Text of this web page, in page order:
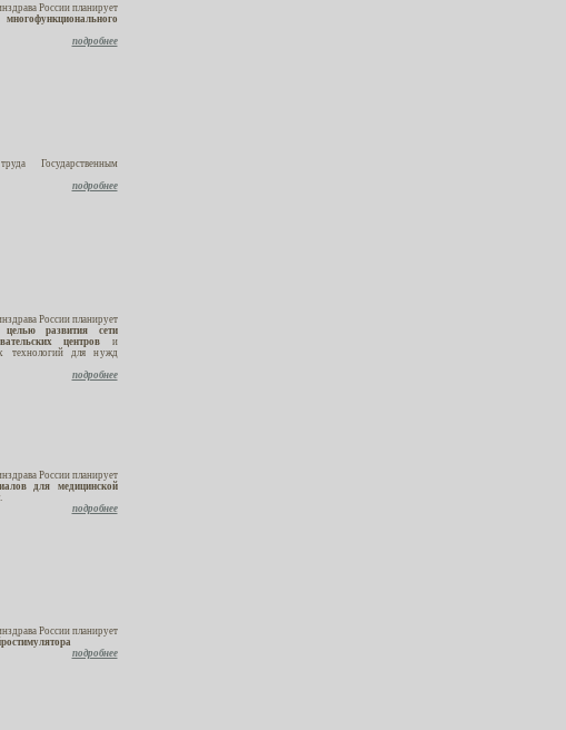
России планирует
подробнее
Государственным
подробнее
России планирует
целью развития сети
центров и
технологий для нужд
подробнее
России планирует
для медицинской
подробнее
России планирует
подробнее